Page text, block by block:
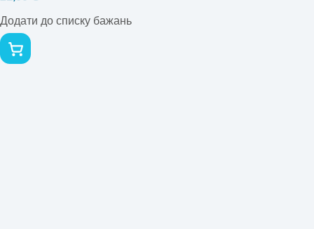
Додати до списку бажань